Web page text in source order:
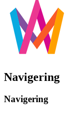
Navigering
Navigering